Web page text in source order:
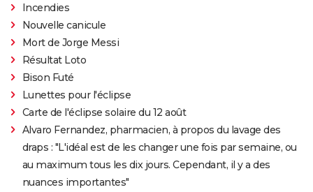
Incendies
Nouvelle canicule
Mort de Jorge Messi
Résultat Loto
Bison Futé
Lunettes pour l'éclipse
Carte de l'éclipse solaire du 12 août
Alvaro Fernandez, pharmacien, à propos du lavage des
draps : "L'idéal est de les changer une fois par semaine, ou
au maximum tous les dix jours. Cependant, il y a des
nuances importantes"